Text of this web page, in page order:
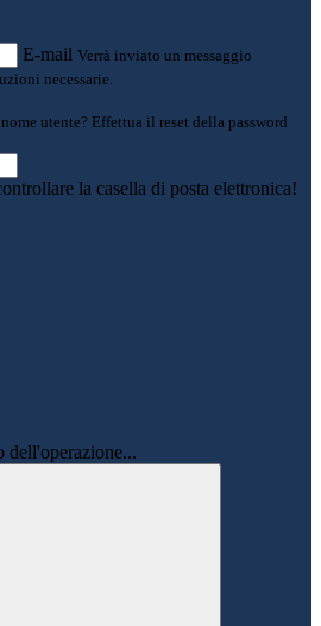
E-mail Verrà inviato un messaggio
necessarie.
utente? Effettua il reset della password
la casella di posta elettronica!
dell'operazione...